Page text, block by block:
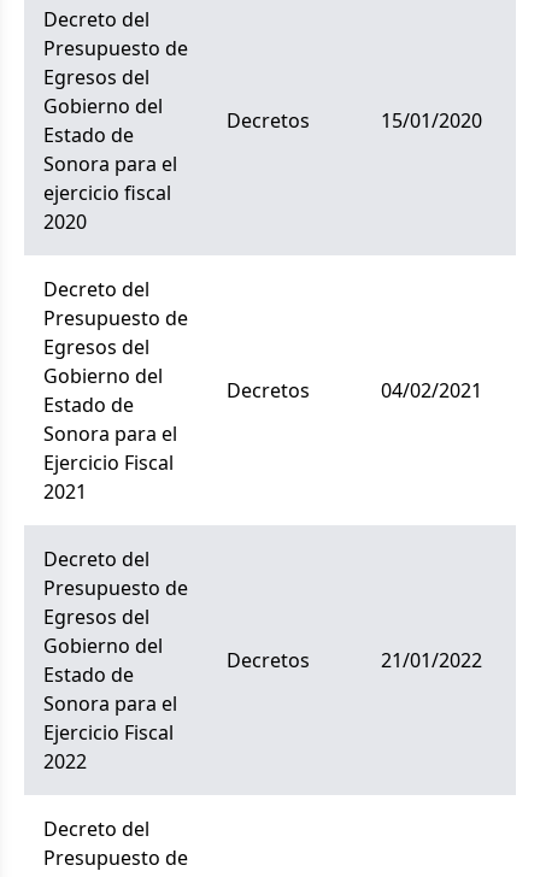
Decreto del
Presupuesto de
Egresos del
Gobierno del
Estado de
Sonora para el
ejercicio fiscal
2020
decretos 15/01/2020
Decreto del
Presupuesto de
Egresos del
Gobierno del
Estado de
Sonora para el
Ejercicio Fiscal
2021
decretos 04/02/2021
Decreto del
Presupuesto de
Egresos del
Gobierno del
Estado de
Sonora para el
Ejercicio Fiscal
2022
decretos 21/01/2022
Decreto del
Presupuesto de